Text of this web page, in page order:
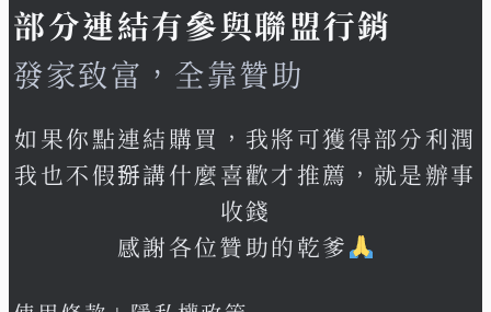
部分連結有參與聯盟行銷
發家致富，全靠贊助
如果你點連結購買，我將可獲得部分利潤
我也不假掰講什麼喜歡才推薦，就是辦事
收錢
感謝各位贊助的乾爹